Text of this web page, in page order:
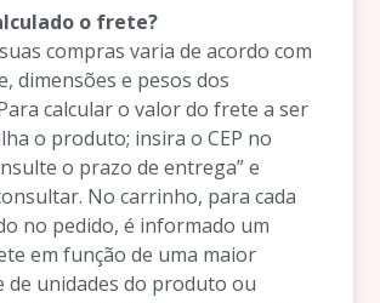
o frete?
compras varia de acordo com
dimensões e pesos dos
calcular o valor do frete a ser
o produto; insira o CEP no
o prazo de entrega” e
No carrinho, para cada
no pedido, é informado um
em função de uma maior
de unidades do produto ou